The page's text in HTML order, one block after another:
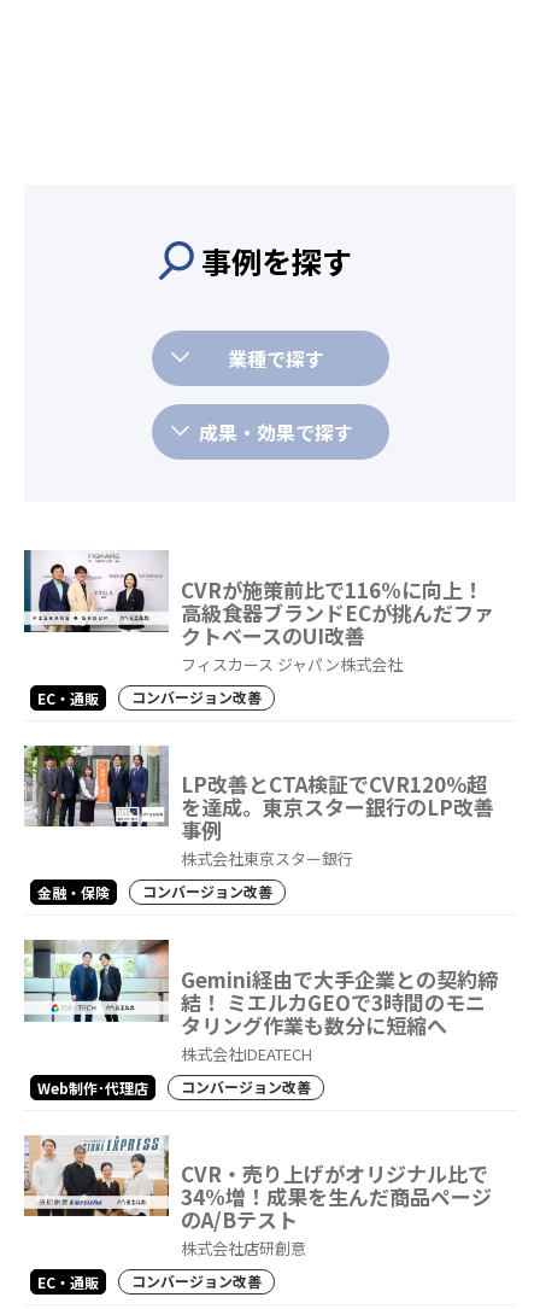
事例を探す
業種で探す
成果・効果で探す
CVRが施策前比で116%に向上！
高級食器ブランドECが挑んだファ
クトベースのUI改善
フィスカース ジャパン株式会社
EC・通販 コンバージョン改善
LP改善とCTA検証でCVR120％超
を達成。東京スター銀行のLP改善
事例
株式会社東京スター銀行
金融・保険 コンバージョン改善
Gemini経由で大手企業との契約締
結！ ミエルカGEOで3時間のモニ
タリング作業も数分に短縮へ
株式会社IDEATECH
Web制作･代理店 コンバージョン改善
CVR・売り上げがオリジナル比で
34%増！成果を生んだ商品ページ
のA/Bテスト
株式会社店研創意
EC・通販 コンバージョン改善